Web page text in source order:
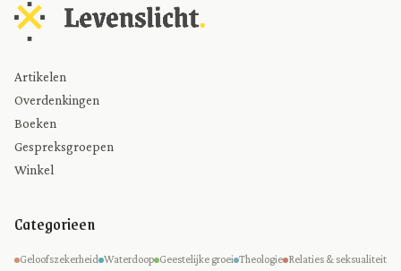
Artikelen
Overdenkingen
Boeken
Gespreksgroepen
Winkel
Categorieen
Geloofszekerheid Waterdoop Geestelijke groei Theologie Relaties & seksualiteit